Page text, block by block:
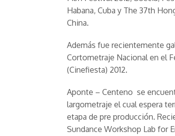
Habana, Cuba y The 37th
China.
Además fue recientemente
Cortometraje Nacional en el
(Cinefiesta) 2012.
Aponte – Centeno se
largometraje el cual espera
etapa de pre producción.
Sundance Workshop Lab for